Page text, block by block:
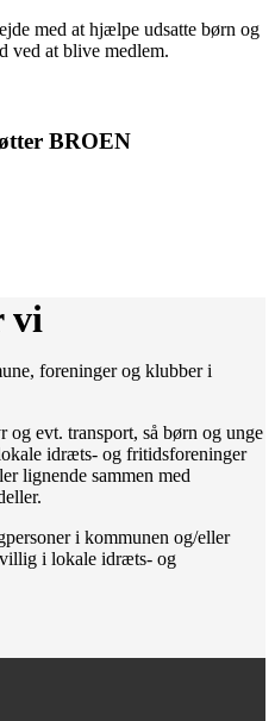
med at hjælpe udsatte børn og
ved at blive medlem.
BROEN
vi
foreninger og klubber i
evt. transport, så børn og unge
idræts- og fritidsforeninger
lignende sammen med
i kommunen og/eller
i lokale idræts- og